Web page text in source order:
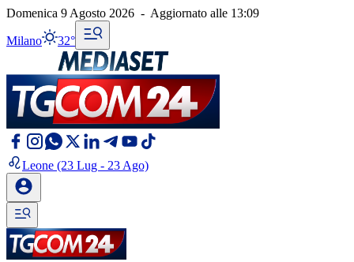
Domenica 9 Agosto 2026 - Aggiornato alle 13:09
Milano 32°
Leone (23 Lug - 23 Ago)